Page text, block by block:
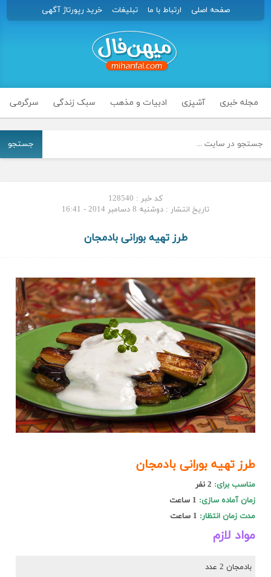
صفحه اصلی ارتباط با ما تبلیغات خرید رپورتاژ آگهی
مجله خبری آشپزی ادبیات و مذهب سبک زندگی سرگرمی
جستجو
کد خبر : 128540
تاریخ انتشار : دوشنبه 8 دسامبر 2014 - 16:41
طرز تهیه بورانی بادمجان
طرز تهیه بورانی بادمجان
مناسب برای: 2 نفر
زمان آماده سازی: 1 ساعت
مدت زمان انتظار: 1 ساعت
مواد لازم
بادمجان 2 عدد